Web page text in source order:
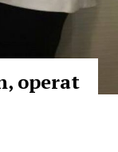
operat